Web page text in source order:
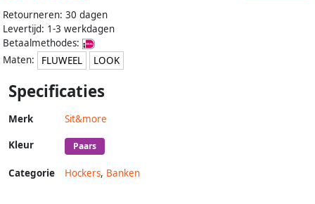
Retourneren: 30 dagen
Levertijd: 1-3 werkdagen
Betaalmethodes:
Maten:
FLUWEEL LOOK
Specificaties
Merk Sit&more
Kleur Paars
Categorie Hockers, Banken